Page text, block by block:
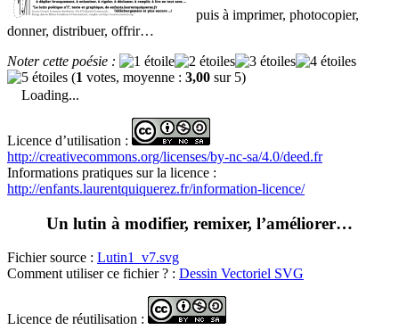
puis à imprimer, photocopier,
donner, distribuer, offrir…
Noter cette poésie :
(1 votes, moyenne : 3,00 sur 5)
Loading...
Licence d’utilisation :
http://creativecommons.org/licenses/by-nc-sa/4.0/deed.fr
Informations pratiques sur la licence :
http://enfants.laurentquiquerez.fr/information-licence/
Un lutin à modifier, remixer, l’améliorer…
Fichier source : Lutin1_v7.svg
Comment utiliser ce fichier ? : Dessin Vectoriel SVG
Licence de réutilisation :